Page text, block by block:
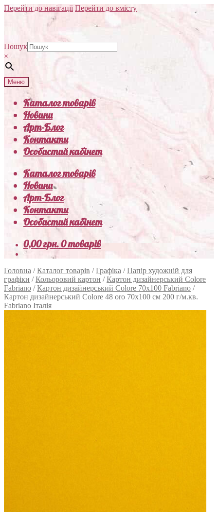
Перейти до навігації Перейти до вмісту
Пошук
×
Меню
Каталог товарів
Новини
Арт-Блог
Контакти
Особистий кабінет
Каталог товарів
Новини
Арт-Блог
Контакти
Особистий кабінет
0,00грн.0 товарів
Головна /Каталог товарів /Графіка /Папір художній для
графіки /Кольоровий картон /Картон дизайнерський Colore
Fabriano /Картон дизайнерський Colore 70х100 Fabriano /
Картон дизайнерський Colore 48 oro 70х100 см 200 г/м.кв.
Fabriano Італія